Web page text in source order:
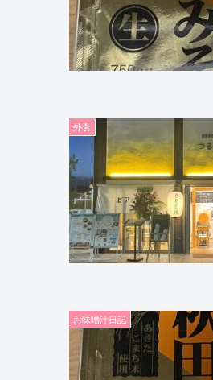
外食
お味噌汁日記